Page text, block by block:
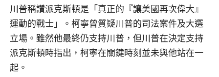
川普稱讚派克斯頓是「真正的『讓美國再次偉大』
運動的戰士」。柯寧曾質疑川普的司法案件及大選
立場。雖然他最終仍支持川普，但川普在決定支持
派克斯頓時指出，柯寧在關鍵時刻並未與他站在一
起。